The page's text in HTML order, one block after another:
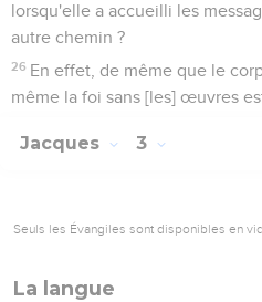
lorsqu'elle a accueilli les
autre chemin ?
26 En effet, de même que le
même la foi sans [les] œuvres
Jacques 3
Seuls les Évangiles sont disponibles en
La langue